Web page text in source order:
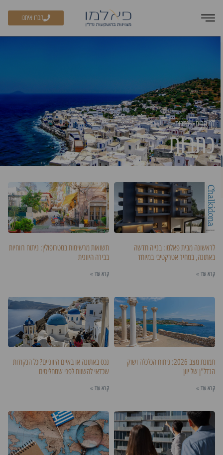
דברו איתנו
דף הבית»כתבות
כתבות
לראשונה מבית פאלמו: בנייה חדשה
באתונה, במחיר אטרקטיבי במיוחד
קרא עוד »
תשואות מרשימות במטרופולין: ניתוח רווחיות
בבירה היוונית
קרא עוד »
תמונת מצב 2026: ניתוח הכלכלה ושוק
הנדל"ן של יוון
קרא עוד »
נכס באתונה או באיים היווניים? כל הנקודות
שכדאי להשוות לפני שמחליטים
קרא עוד »